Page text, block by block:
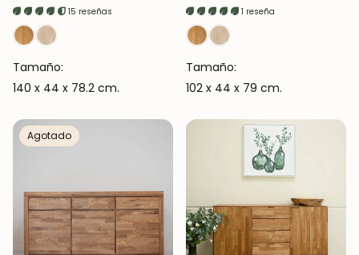
regular
15 reseñas
Tamaño:
140 x 44 x 78.2 cm.
regular
1 reseña
Tamaño:
102 x 44 x 79 cm.
Agotado